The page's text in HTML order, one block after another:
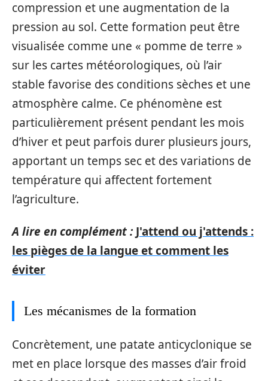
compression et une augmentation de la
pression au sol. Cette formation peut être
visualisée comme une « pomme de terre »
sur les cartes météorologiques, où l’air
stable favorise des conditions sèches et une
atmosphère calme. Ce phénomène est
particulièrement présent pendant les mois
d’hiver et peut parfois durer plusieurs jours,
apportant un temps sec et des variations de
température qui affectent fortement
l’agriculture.
A lire en complément : J'attend ou j'attends :
les pièges de la langue et comment les
éviter
Les mécanismes de la formation
Concrètement, une patate anticyclonique se
met en place lorsque des masses d’air froid